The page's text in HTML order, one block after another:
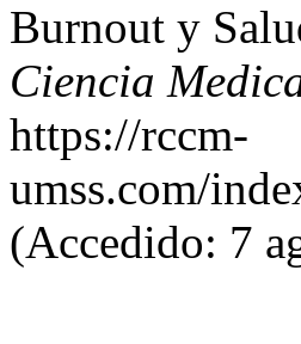
Burnout y
Ciencia
https://rccm-
umss.com/
(Accedido: 7